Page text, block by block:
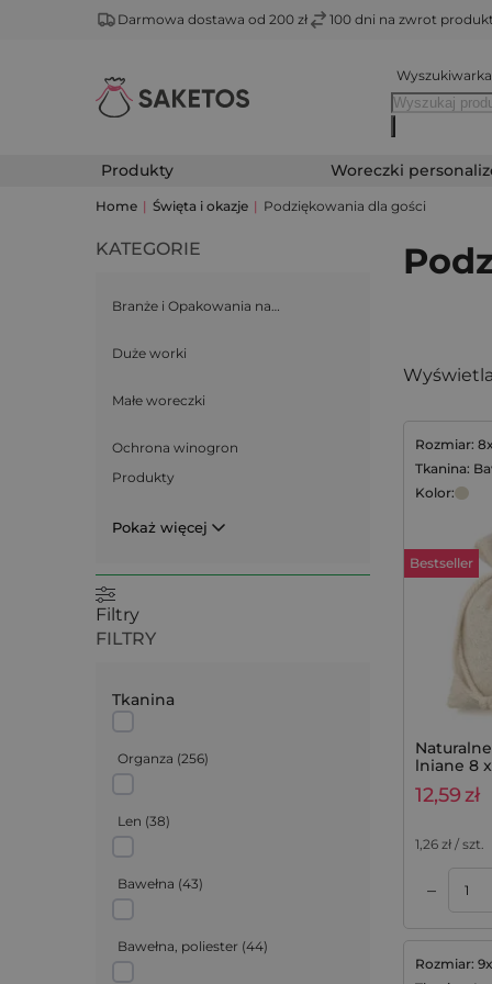
Darmowa dostawa od 200 zł 100 dni na zwrot
Produkty Woreczki
Home | Święta i okazje | Podziękowania dla gości
KATEGORIE
Branże i Opakowania na…
Duże worki
Małe woreczki
Ochrona winogron
Produkty
Pokaż więcej
Filtry
FILTRY
Tkanina
Organza (256)
Len (38)
Bawełna (43)
Bawełna, poliester (44)
Rozmiar:
Tkanina:
Kolor:
Bestseller
lniane 8
na
szt.
12,59zł
1,26 zł / szt.
–
Rozmiar: